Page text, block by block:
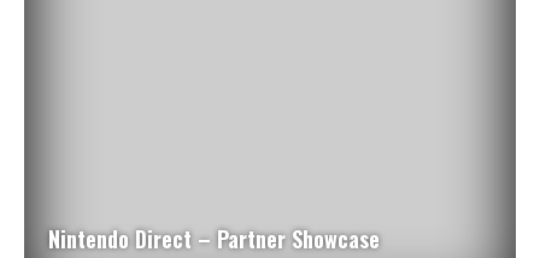
Nintendo Direct – Partner Showcase